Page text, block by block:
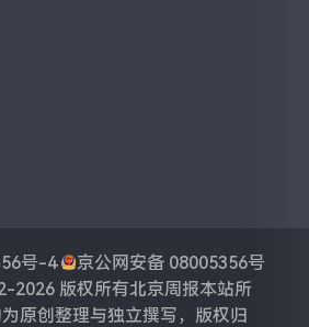
号-4
京公网安备 08005356号
2026 版权所有北京周报本站所
原创整理与独立撰写，版权归